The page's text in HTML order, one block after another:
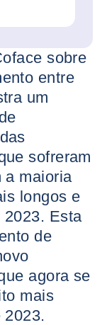
sobre
entre
um
sofreram
a maioria
longos e
2023. Esta
de
agora se
mais
2023.